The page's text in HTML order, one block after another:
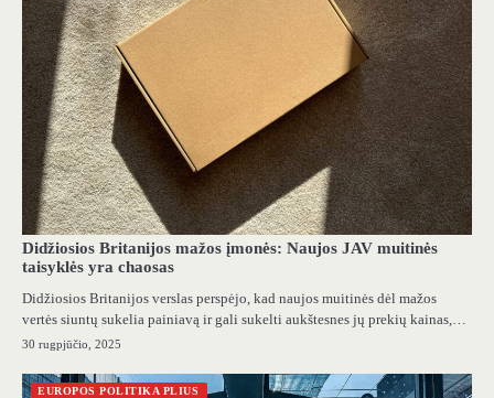
Didžiosios Britanijos mažos įmonės: Naujos JAV muitinės
taisyklės yra chaosas
Didžiosios Britanijos verslas perspėjo, kad naujos muitinės dėl mažos
vertės siuntų sukelia painiavą ir gali sukelti aukštesnes jų prekių kainas,…
30 rugpjūčio, 2025
EUROPOS POLITIKA PLIUS